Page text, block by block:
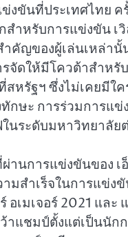
งขันที่ประเทศไทย
สำหรับการแข่งขัน
คัญของผู้เล่นเหล่า
จัดให้มีโควต้าสำห
สหรัฐฯ ซึ่งไม่เคยมี
ทักษะ การร่วมการ
นระดับมหาวิทยาลัย
นการแข่งขันของ
มสำเร็จในการแข่
อเมเจอร์ 2021 แล
แชมป์ตั้งแต่เป็นนัก